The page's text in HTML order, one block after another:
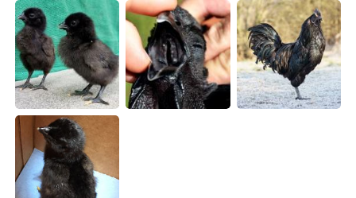
Русский ไทย
Indonesia Italiano
Türkçe Tiếng Việt
Português